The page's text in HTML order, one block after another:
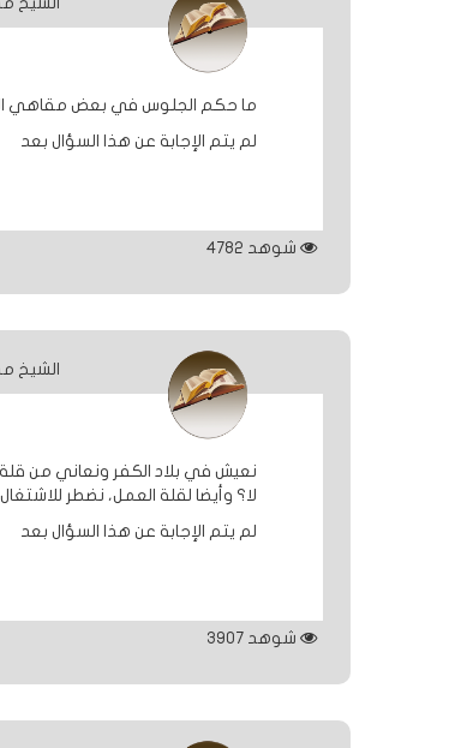
ما حكم الجلوس في بعض مقاهي
لم يتم الإجابة عن هذا السؤال بعد
شوهد 4782
الشيخ
نعيش في بلاد الكفر ونعاني من
لا؟ وأيضا لقلة العمل، نضطر
لم يتم الإجابة عن هذا السؤال بعد
شوهد 3907